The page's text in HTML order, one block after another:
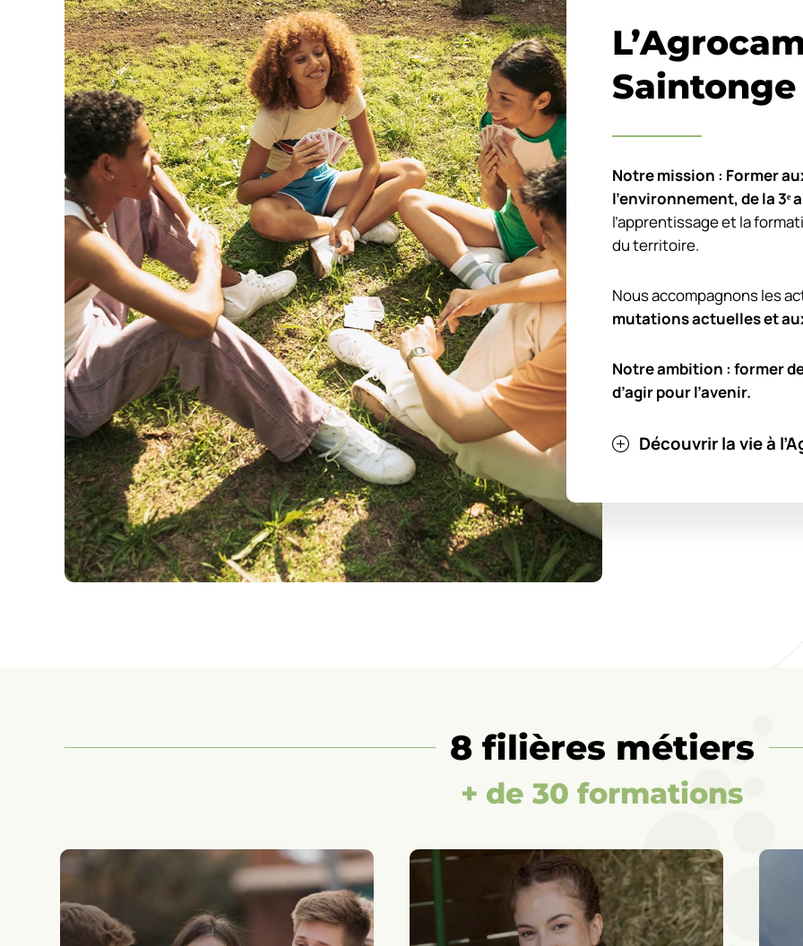
Saintonge
Notre mission : Former
l’environnement, de la 3ᵉ
l’apprentissage et la
du territoire.
Nous accompagnons les
mutations actuelles et
Notre ambition : former
d’agir pour l’avenir.
Découvrir la vie à
8 filières métiers
+ de 30 formations